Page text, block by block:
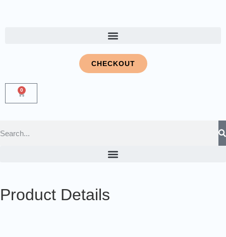
CHECKOUT
0
Product Details